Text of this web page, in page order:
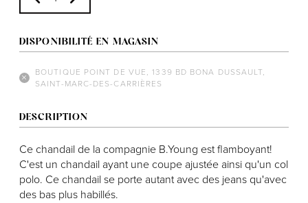
DISPONIBILITÉ EN MAGASIN
BOUTIQUE POINT DE VUE, 1339 BD BONA DUSSAULT,
SAINT-MARC-DES-CARRIÈRES
DESCRIPTION
Ce chandail de la compagnie B.Young est flamboyant!
C'est un chandail ayant une coupe ajustée ainsi qu'un col
polo. Ce chandail se porte autant avec des jeans qu'avec
des bas plus habillés.